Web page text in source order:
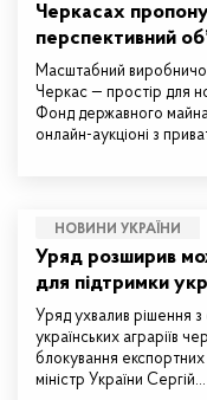
Черкасах
перспективний
Масштабний виробничо-
Черкас — простір для
Фонд державного майна
онлайн-аукціоні з
НОВИНИ УКРАЇНИ
Уряд розширив
для підтримки
Уряд ухвалив рішення з
українських аграріїв
блокування
міністр України Сергій…